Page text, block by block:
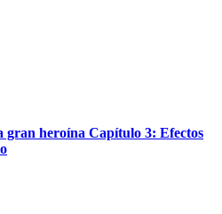
gran heroína Capítulo 3: Efectos